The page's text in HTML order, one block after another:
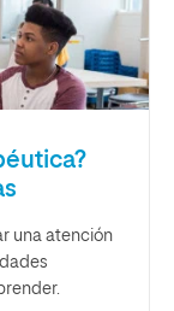
una atención